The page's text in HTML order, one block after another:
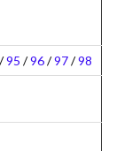
/95 /96/97/98